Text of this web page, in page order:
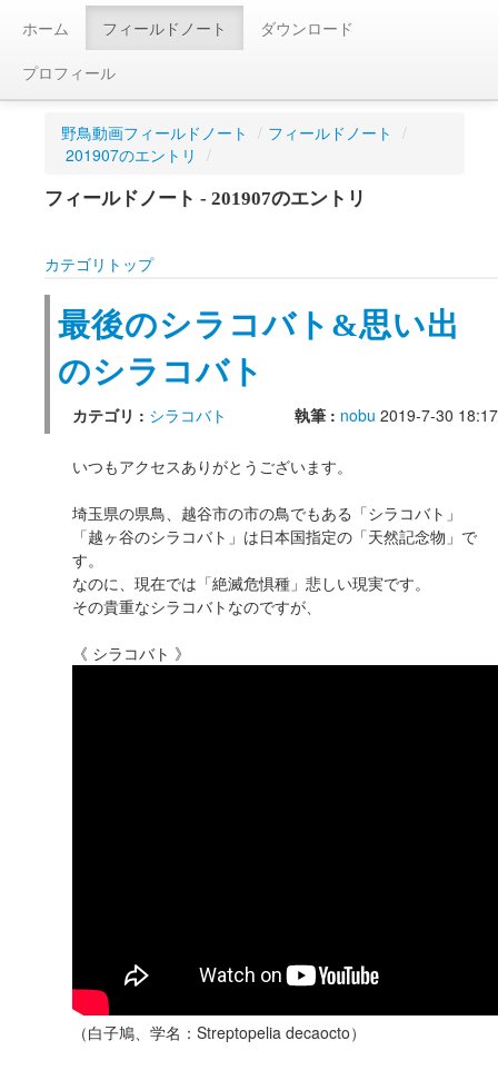
ホーム フィールドノート
ダウンロード
プロフィール
野鳥動画フィールドノート / フィールドノート /
201907のエントリ /
フィールドノート - 201907のエントリ
カテゴリトップ
最後のシラコバト&思い出
のシラコバト
カテゴリ : シラコバト 執筆 : nobu 2019-7-30 18:17
いつもアクセスありがとうございます。
埼玉県の県鳥、越谷市の市の鳥でもある「シラコバト」
「越ヶ谷のシラコバト」は日本国指定の「天然記念物」で
す。
なのに、現在では「絶滅危惧種」悲しい現実です。
その貴重なシラコバトなのですが、
《 シラコバト 》
（白子鳩、学名：Streptopelia decaocto）